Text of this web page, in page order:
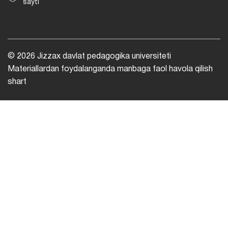
sayti
© 2026 Jizzax davlat pedagogika universiteti
Materiallardan foydalanganda manbaga faol havola qilish
shart